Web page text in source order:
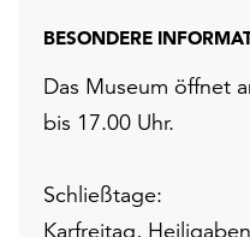
BESONDERE
Das Museum öffnet
bis 17.00 Uhr.
Schließtage:
Karfreitag,